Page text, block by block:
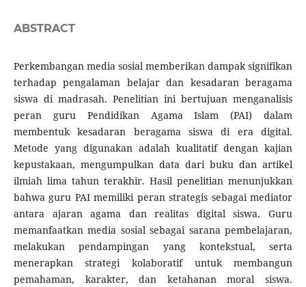
ABSTRACT
Perkembangan media sosial memberikan dampak signifikan
terhadap pengalaman belajar dan kesadaran beragama
siswa di madrasah. Penelitian ini bertujuan menganalisis
peran guru Pendidikan Agama Islam (PAI) dalam
membentuk kesadaran beragama siswa di era digital.
Metode yang digunakan adalah kualitatif dengan kajian
kepustakaan, mengumpulkan data dari buku dan artikel
ilmiah lima tahun terakhir. Hasil penelitian menunjukkan
bahwa guru PAI memiliki peran strategis sebagai mediator
antara ajaran agama dan realitas digital siswa. Guru
memanfaatkan media sosial sebagai sarana pembelajaran,
melakukan pendampingan yang kontekstual, serta
menerapkan strategi kolaboratif untuk membangun
pemahaman, karakter, dan ketahanan moral siswa.